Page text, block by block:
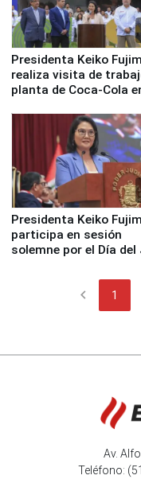
Presidenta Keiko
realiza visita de
planta de Coca-Cola
Presidenta Keiko
participa en sesión
solemne por el Día del
chevron_left 1
Av.
Teléfono: